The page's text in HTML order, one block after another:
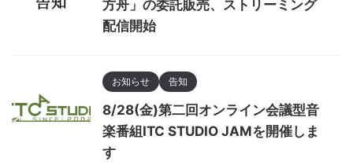
方舟」の委託販売、ストリーミング
配信開始
お知らせ 告知
8/28(金)第二回オンライン会議型音
楽番組ITC STUDIO JAMを開催しま
す